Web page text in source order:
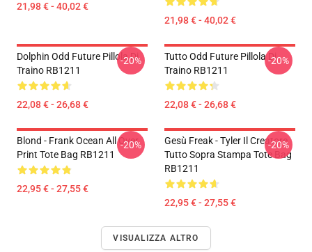
21,98 € - 40,02 €
21,98 € - 40,02 €
Dolphin Odd Future Pillola Di
Traino RB1211
22,08 € - 26,68 €
-20%
Tutto Odd Future Pillola Di
Traino RB1211
22,08 € - 26,68 €
-20%
Blond - Frank Ocean All Over
Print Tote Bag RB1211
22,95 € - 27,55 €
-20%
Gesù Freak - Tyler Il Creatore
Tutto Sopra Stampa Tote Bag
RB1211
22,95 € - 27,55 €
-20%
VISUALIZZA ALTRO